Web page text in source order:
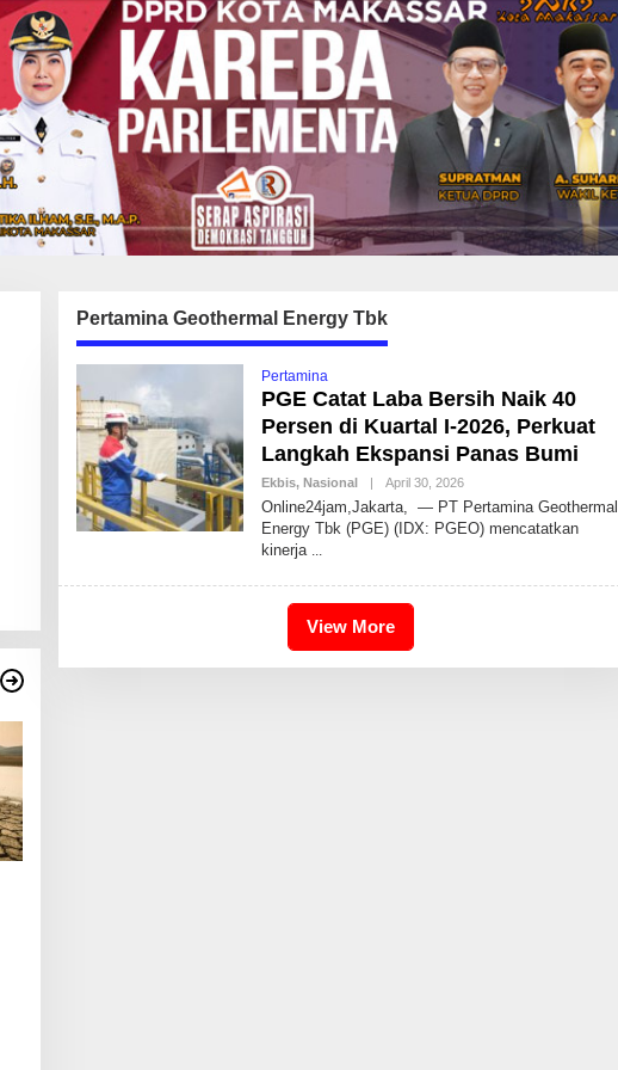
Pertamina Geothermal Energy Tbk
Pertamina
PGE Catat Laba Bersih Naik 40
Persen di Kuartal I-2026, Perkuat
Langkah Ekspansi Panas Bumi
Ekbis, Nasional | April 30, 2026B
Y
I
D
S
Online24jam,Jakarta, — PT Pertamina Geothermal
Energy Tbk (PGE) (IDX: PGEO) mencatatkan
kinerja
View More